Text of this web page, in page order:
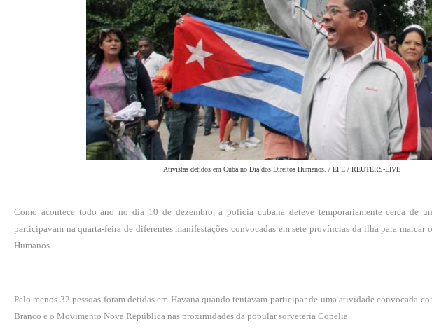
Ativistas detidos em Cuba no Dia dos Direitos Humanos. /EFE / REUTERS-LIVE
Como acontece todo ano no dia 10 de dezembro, a polícia cubana deteve temporariamente cerca de
participavam na quarta-feira de diferentes manifestações convocadas em sete províncias da ilha para
Humanos.
Pelo menos 32 pessoas foram detidas em Havana quando tentavam participar de uma atividade convocada
Branco e o Movimento Nova República nas proximidades da popular sorveteria Copelia.